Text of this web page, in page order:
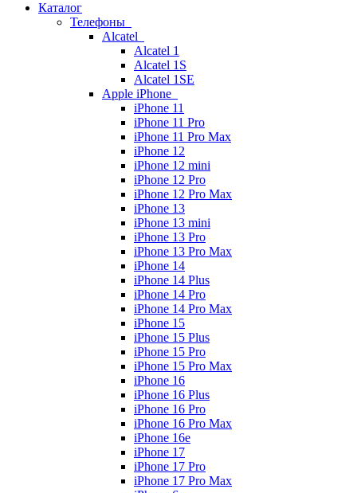
Каталог
Телефоны
Alcatel
Alcatel 1
Alcatel 1S
Alcatel 1SE
Apple iPhone
iPhone 11
iPhone 11 Pro
iPhone 11 Pro Max
iPhone 12
iPhone 12 mini
iPhone 12 Pro
iPhone 12 Pro Max
iPhone 13
iPhone 13 mini
iPhone 13 Pro
iPhone 13 Pro Max
iPhone 14
iPhone 14 Plus
iPhone 14 Pro
iPhone 14 Pro Max
iPhone 15
iPhone 15 Plus
iPhone 15 Pro
iPhone 15 Pro Max
iPhone 16
iPhone 16 Plus
iPhone 16 Pro
iPhone 16 Pro Max
iPhone 16e
iPhone 17
iPhone 17 Pro
iPhone 17 Pro Max